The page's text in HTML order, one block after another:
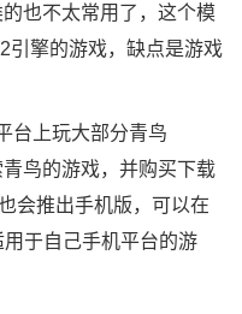
也不太常用了，这个模
引擎的游戏，缺点是游戏
台上玩大部分青鸟
鸟的游戏，并购买下载
会推出手机版，可以在
于自己手机平台的游